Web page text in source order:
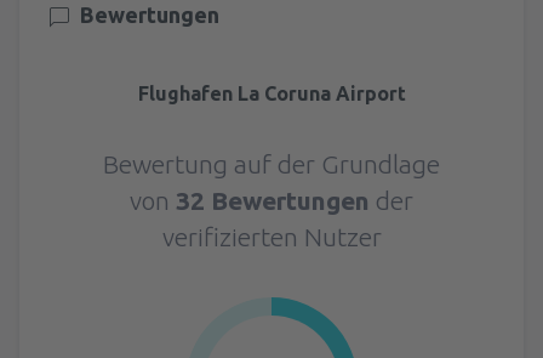
Bewertungen
Flughafen La Coruna Airport
Bewertung auf der Grundlage
von 32 Bewertungen der
verifizierten Nutzer